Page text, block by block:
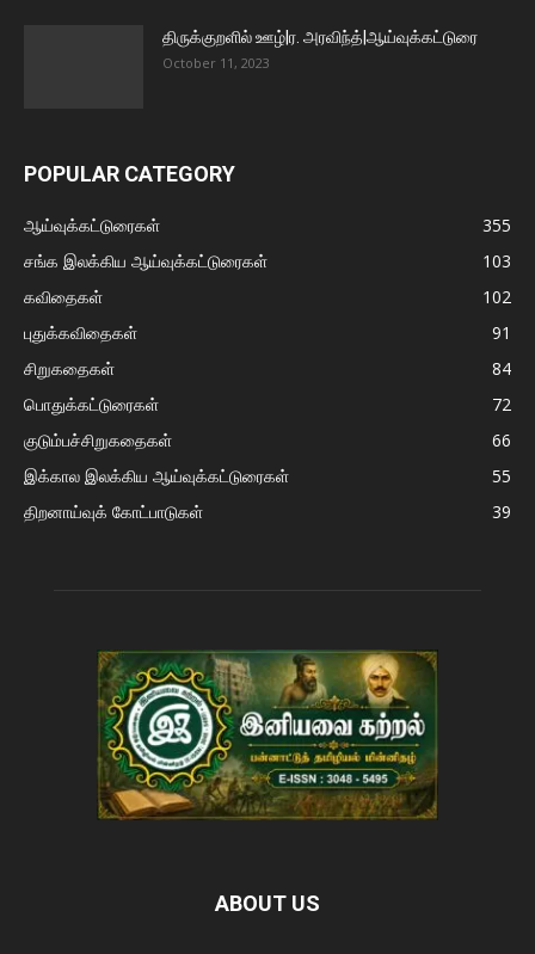
திருக்குறளில் ஊழ்|ர. அரவிந்த்|ஆய்வுக்கட்டுரை
October 11, 2023
POPULAR CATEGORY
ஆய்வுக்கட்டுரைகள்
355
சங்க இலக்கிய ஆய்வுக்கட்டுரைகள்
103
கவிதைகள்
102
புதுக்கவிதைகள்
91
சிறுகதைகள்
84
பொதுக்கட்டுரைகள்
72
குடும்பச்சிறுகதைகள்
66
இக்கால இலக்கிய ஆய்வுக்கட்டுரைகள்
55
திறனாய்வுக் கோட்பாடுகள்
39
ABOUT US